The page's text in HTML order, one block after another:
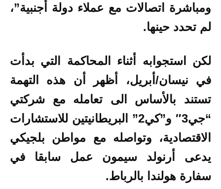
ومباشرة اتصالات مع عملاء دولة أجنبية”،
لم تحدد حينها.
لكن استجوابه أثناء المحاكمة التي بدأت
في نيسان/أبريل، أظهر أن هذه التهمة
تستند بالأساس الى تعامله مع شركتي
“جي3″ و”كي2” البريطانيتين للاستشارات
الاقتصادية، وتواصله مع مواطن بلجيكي
يدعى أرنولد سيمون عمل سابقا في
سفارة هولندا بالرباط.